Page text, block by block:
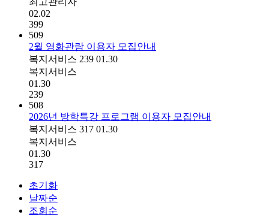
02.02
399
509
2월 영화관람 이용자 모집안내
복지서비스 239 01.30
복지서비스
01.30
239
508
2026년 방학특강 프로그램 이용자 모집안내
복지서비스 317 01.30
복지서비스
01.30
317
초기화
날짜순
조회순